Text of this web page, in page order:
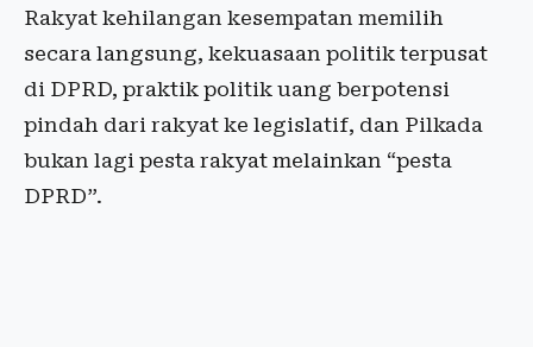
Rakyat kehilangan kesempatan memilih
secara langsung, kekuasaan politik terpusat
di DPRD, praktik politik uang berpotensi
pindah dari rakyat ke legislatif, dan Pilkada
bukan lagi pesta rakyat melainkan “pesta
DPRD”.